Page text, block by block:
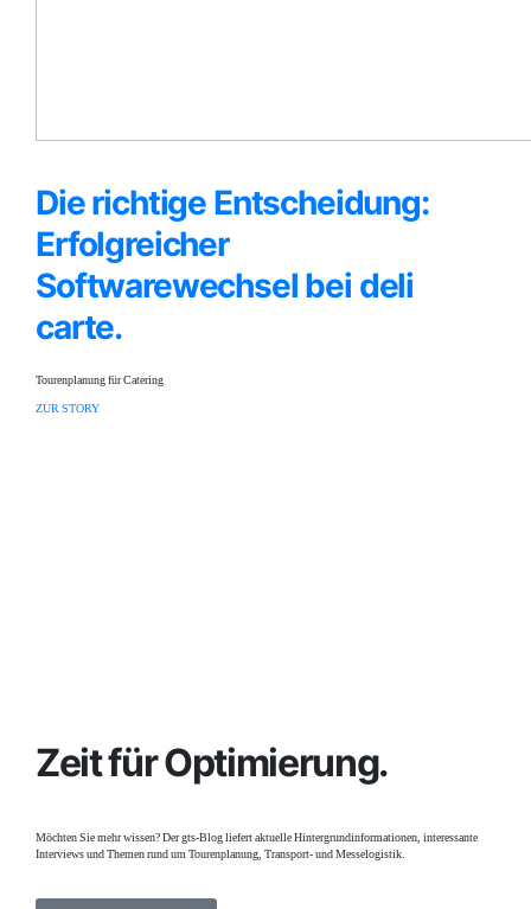
Die richtige Entscheidung:
Erfolgreicher
Softwarewechsel bei deli
carte.
Tourenplanung für Catering
ZUR STORY
Zeit für Optimierung.
Möchten Sie mehr wissen? Der gts-Blog liefert aktuelle Hintergrundinformationen, interessante
Interviews und Themen rund um Tourenplanung, Transport- und Messelogistik.